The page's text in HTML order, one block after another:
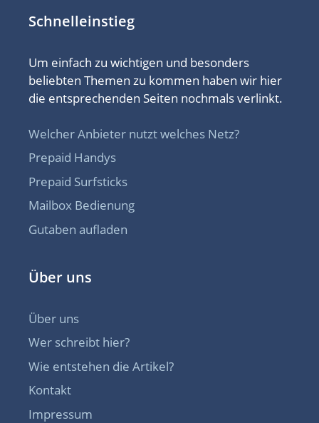
Schnelleinstieg
Um einfach zu wichtigen und besonders
beliebten Themen zu kommen haben wir hier
die entsprechenden Seiten nochmals verlinkt.
Welcher Anbieter nutzt welches Netz?
Prepaid Handys
Prepaid Surfsticks
Mailbox Bedienung
Gutaben aufladen
Über uns
Über uns
Wer schreibt hier?
Wie entstehen die Artikel?
Kontakt
Impressum